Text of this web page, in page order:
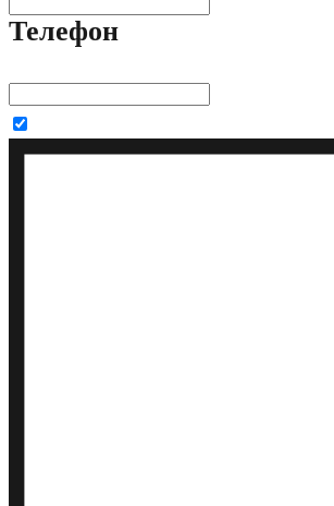
Телефон